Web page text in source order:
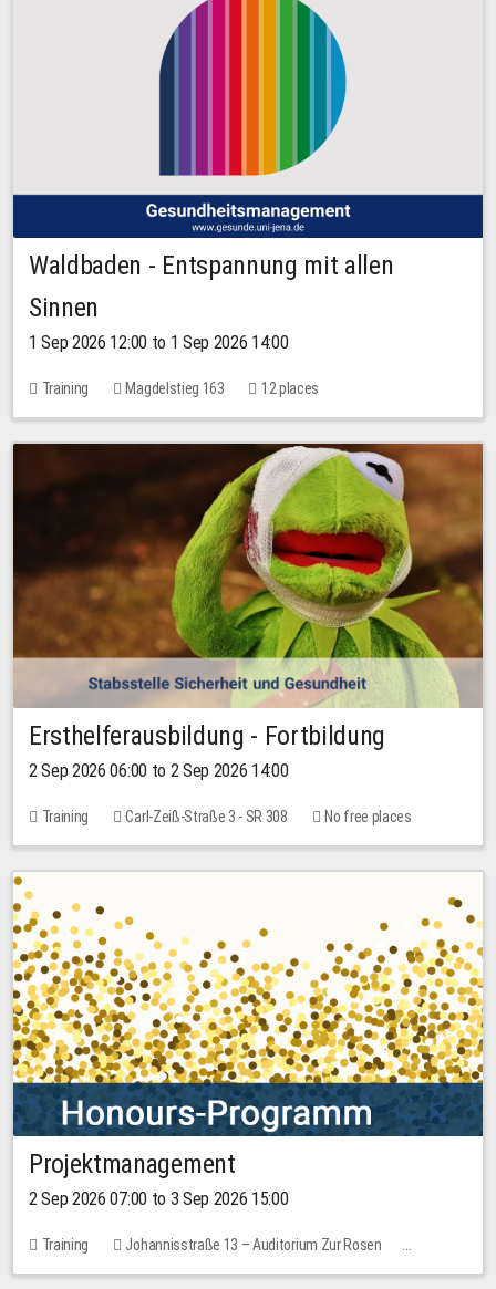
Waldbaden - Entspannung mit allen
Sinnen
1 Sep 2026 12:00 to 1 Sep 2026 14:00
Training Magdelstieg 163 12 places
Ersthelferausbildung - Fortbildung
2 Sep 2026 06:00 to 2 Sep 2026 14:00
Training Carl-Zeiß-Straße 3 - SR 308 No free places
Projektmanagement
2 Sep 2026 07:00 to 3 Sep 2026 15:00
Training
Johannisstraße 13 – Auditorium Zur Rosen
1 place